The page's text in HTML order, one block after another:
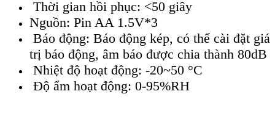
Thời gian hồi phục: <50 giây
Nguồn: Pin AA 1.5V*3
Báo động: Báo động kép, có thể cài đặt giá
trị báo động, âm báo được chia thành 80dB
Nhiệt độ hoạt động: -20~50 °C
Độ ẩm hoạt động: 0-95%RH